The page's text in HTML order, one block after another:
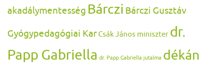
akadálymentesség Bárczi Bárczi Gusztáv
Gyógypedagógiai KarCsák János miniszter dr.
Papp Gabriella dr. Papp Gabriella jutalma dékán